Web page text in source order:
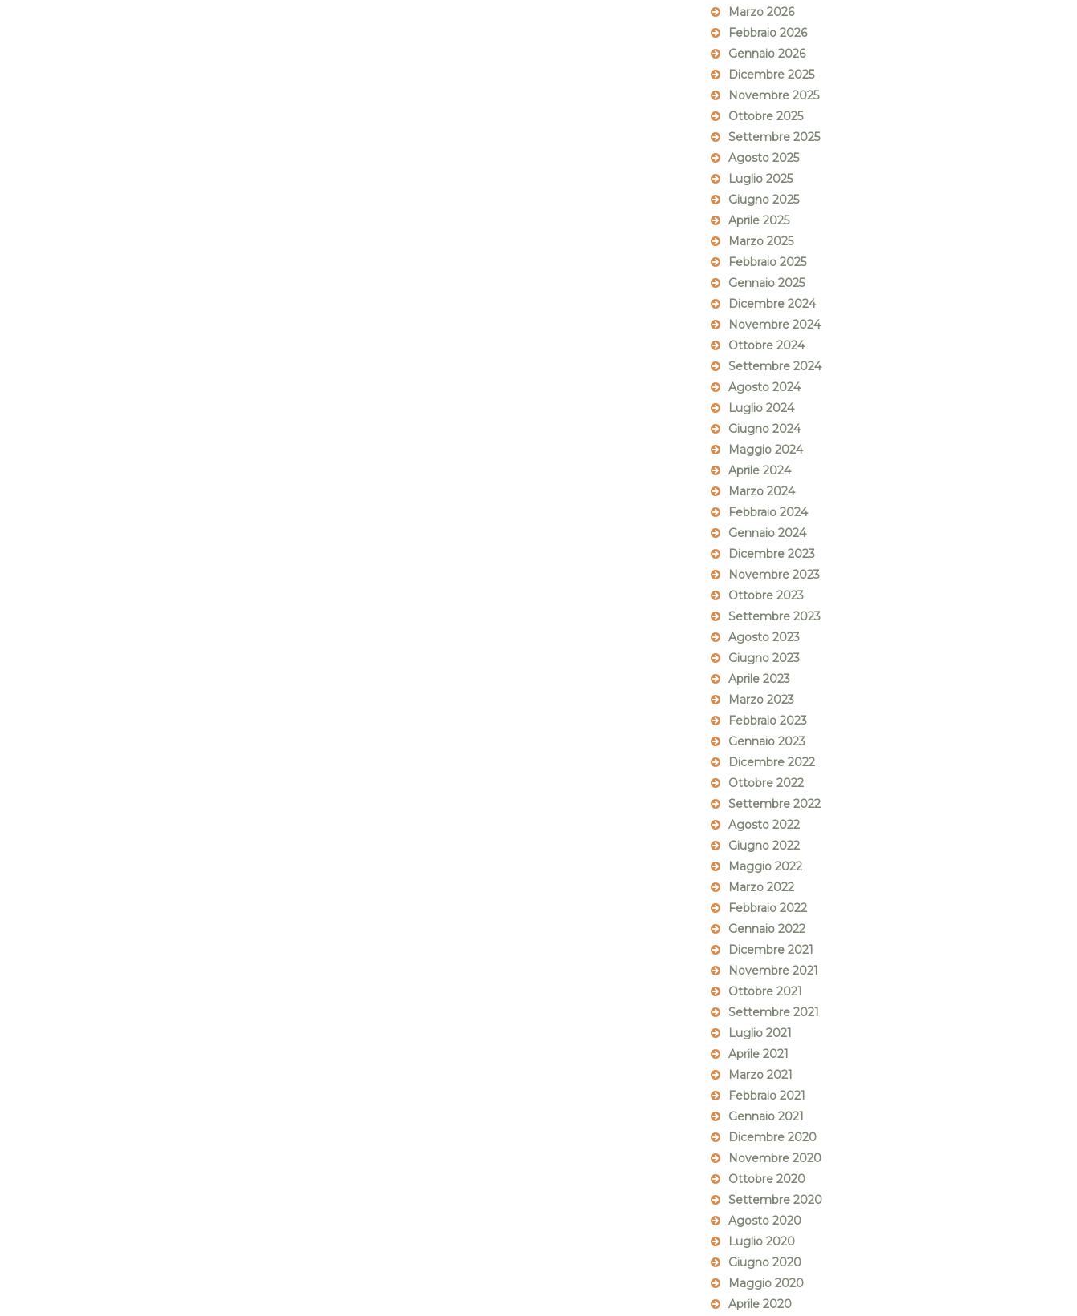
Marzo 2026
Febbraio 2026
Gennaio 2026
Dicembre 2025
Novembre 2025
Ottobre 2025
Settembre 2025
Agosto 2025
Luglio 2025
Giugno 2025
Aprile 2025
Marzo 2025
Febbraio 2025
Gennaio 2025
Dicembre 2024
Novembre 2024
Ottobre 2024
Settembre 2024
Agosto 2024
Luglio 2024
Giugno 2024
Maggio 2024
Aprile 2024
Marzo 2024
Febbraio 2024
Gennaio 2024
Dicembre 2023
Novembre 2023
Ottobre 2023
Settembre 2023
Agosto 2023
Giugno 2023
Aprile 2023
Marzo 2023
Febbraio 2023
Gennaio 2023
Dicembre 2022
Ottobre 2022
Settembre 2022
Agosto 2022
Giugno 2022
Maggio 2022
Marzo 2022
Febbraio 2022
Gennaio 2022
Dicembre 2021
Novembre 2021
Ottobre 2021
Settembre 2021
Luglio 2021
Aprile 2021
Marzo 2021
Febbraio 2021
Gennaio 2021
Dicembre 2020
Novembre 2020
Ottobre 2020
Settembre 2020
Agosto 2020
Luglio 2020
Giugno 2020
Maggio 2020
Aprile 2020